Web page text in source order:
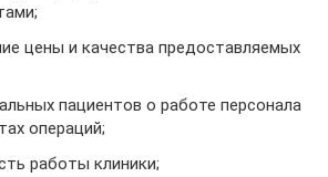
цены и качества предоставляемых
пациентов о работе персонала
операций;
работы клиники;